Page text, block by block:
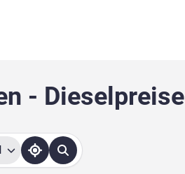
- Dieselpreise